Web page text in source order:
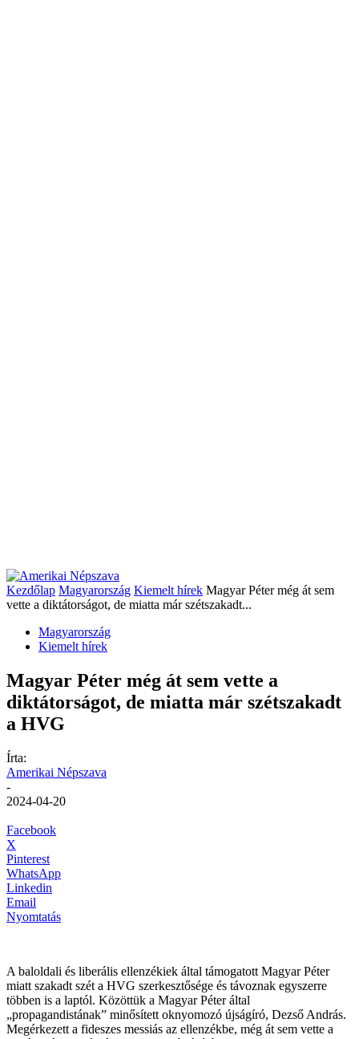
Kezdőlap Magyarország Kiemelt hírek Magyar Péter még át sem
vette a diktátorságot, de miatta már szétszakadt...
Magyarország
Kiemelt hírek
Magyar Péter még át sem vette a
diktátorságot, de miatta már szétszakadt
a HVG
Írta:
Amerikai Népszava
-
2024-04-20
Facebook
X
Pinterest
WhatsApp
Linkedin
Email
Nyomtatás
A baloldali és liberális ellenzékiek által támogatott Magyar Péter
miatt szakadt szét a HVG szerkesztősége és távoznak egyszerre
többen is a laptól. Közöttük a Magyar Péter által
„propagandistának” minősített oknyomozó újságíró, Dezső András.
Megérkezett a fideszes messiás az ellenzékbe, még át sem vette a